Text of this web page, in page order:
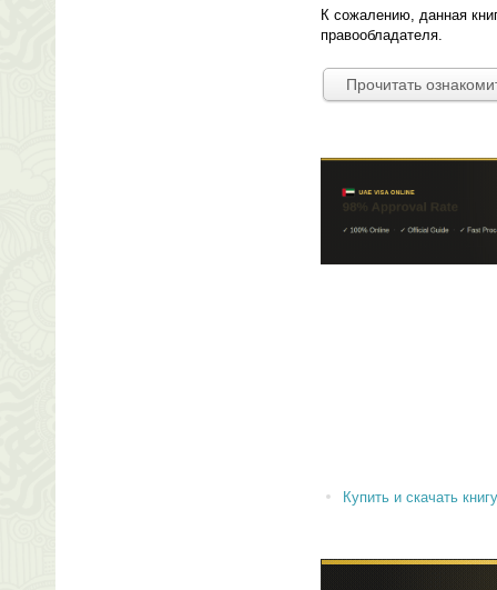
К сожалению, данная
правообладателя.
Прочитать
Купить и скачать